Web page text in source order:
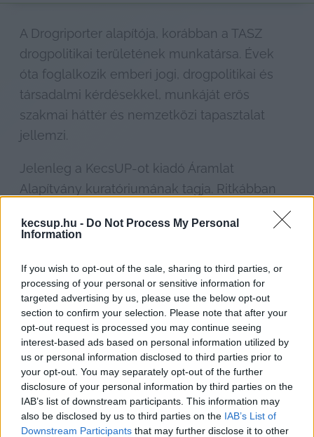
kecsup.hu - Do Not Process My Personal
Information
If you wish to opt-out of the sale, sharing to third parties, or
processing of your personal or sensitive information for
targeted advertising by us, please use the below opt-out
section to confirm your selection. Please note that after your
opt-out request is processed you may continue seeing
interest-based ads based on personal information utilized by
us or personal information disclosed to third parties prior to
your opt-out. You may separately opt-out of the further
disclosure of your personal information by third parties on the
IAB’s list of downstream participants. This information may
also be disclosed by us to third parties on the IAB’s List of
Downstream Participants that may further disclose it to other
A Drogriporter alapítója, korábban a TASZ
drogpolitikai területének munkatársa. Évek
óta foglalkozik emberi jogi, drogpolitikai és
társadalmi kérdésekkel, munkáját erős
szakmai háttér és nemzetközi tapasztalat
jellemzi.
Jelenleg a KecsUP-ot kiadó Áramlat
Alapítvány kuratóriumának tagja. Ritkábban
megszólal, rendszerint az általa fontosnak
meg elemző, véleményformáló írásokat.
ITTHON